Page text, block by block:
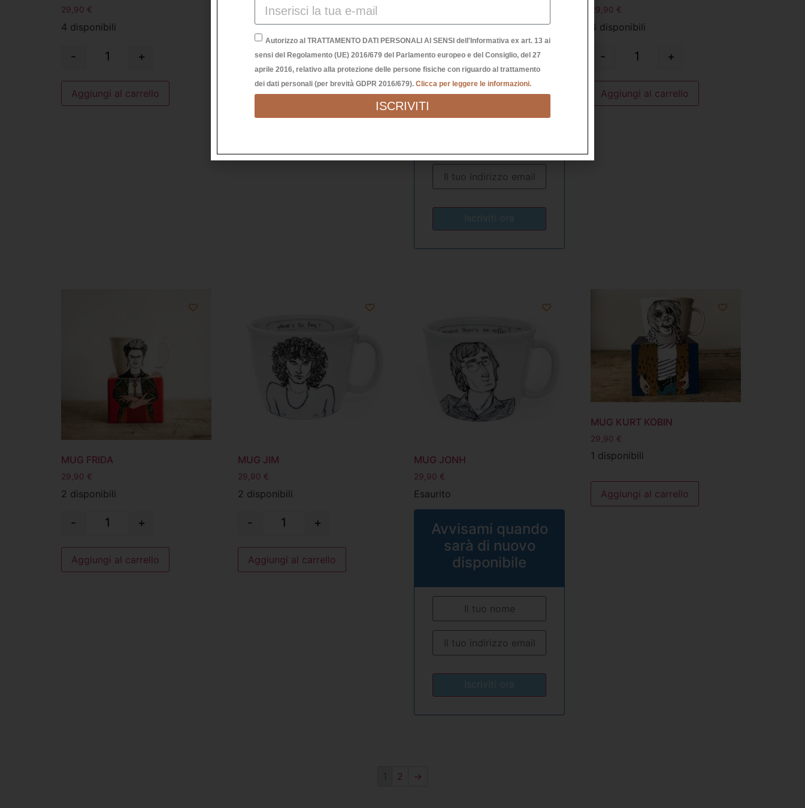
29,90 €
4 disponibili
- +
Aggiungi al carrello
€
1 disponibili
Aggiungi al carrello
Esaurito
Avvisami quando
sarà di nuovo
disponibile
29,90 €
4 disponibili
- +
Aggiungi al carrello
MUG FRIDA
29,90 €
2 disponibili
- +
Aggiungi al carrello
MUG JIM
29,90 €
2 disponibili
- +
Aggiungi al carrello
MUG JONH
29,90 €
Esaurito
Avvisami quando
sarà di nuovo
disponibile
MUG KURT KOBIN
29,90 €
1 disponibili
Aggiungi al carrello
1 2 →
Autorizzo al TRATTAMENTO DATI PERSONALI AI SENSI dell'Informativa ex art. 13 ai
sensi del Regolamento (UE) 2016/679 del Parlamento europeo e del Consiglio, del 27
aprile 2016, relativo alla protezione delle persone fisiche con riguardo al trattamento
dei dati personali (per brevità GDPR 2016/679). Clicca per leggere le informazioni.
ISCRIVITI